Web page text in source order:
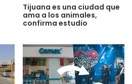
Tijuana es una ciudad que
ama a los animales,
confirma estudio